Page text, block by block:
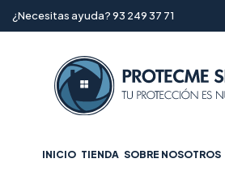
¿Necesitas ayuda? 93 249 37 71
INICIO TIENDA SOBRE NOSOTROS